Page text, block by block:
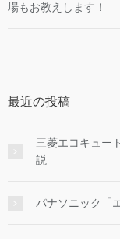
場もお教えします！
最近の投稿
三菱エコキュー
説
パナソニック「